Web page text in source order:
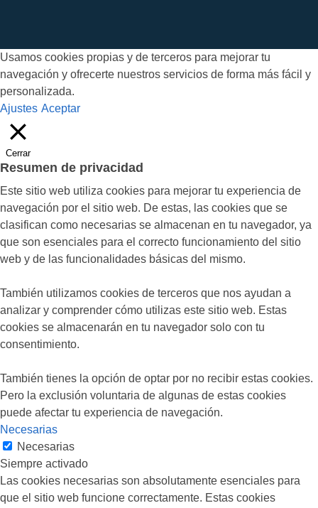
Usamos cookies propias y de terceros para mejorar tu
navegación y ofrecerte nuestros servicios de forma más fácil y
personalizada.
Ajustes Aceptar
Cerrar
Resumen de privacidad
Este sitio web utiliza cookies para mejorar tu experiencia de
navegación por el sitio web. De estas, las cookies que se
clasifican como necesarias se almacenan en tu navegador, ya
que son esenciales para el correcto funcionamiento del sitio
web y de las funcionalidades básicas del mismo.
También utilizamos cookies de terceros que nos ayudan a
analizar y comprender cómo utilizas este sitio web. Estas
cookies se almacenarán en tu navegador solo con tu
consentimiento.
También tienes la opción de optar por no recibir estas cookies.
Pero la exclusión voluntaria de algunas de estas cookies
puede afectar tu experiencia de navegación.
Necesarias
Necesarias
Siempre activado
Las cookies necesarias son absolutamente esenciales para
que el sitio web funcione correctamente. Estas cookies